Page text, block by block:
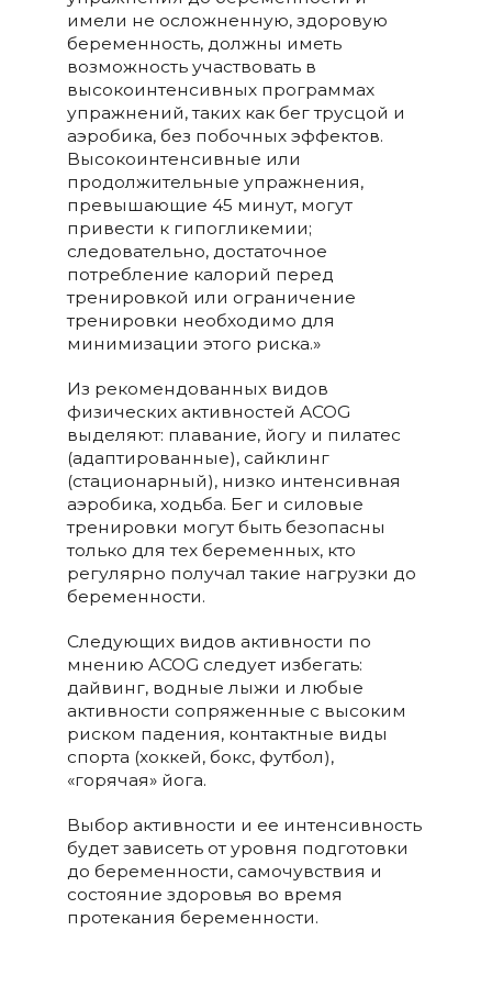
имели не осложненную, здоровую
беременность, должны иметь
возможность участвовать в
высокоинтенсивных программах
упражнений, таких как бег трусцой и
аэробика, без побочных эффектов.
Высокоинтенсивные или
продолжительные упражнения,
превышающие 45 минут, могут
привести к гипогликемии;
следовательно, достаточное
потребление калорий перед
тренировкой или ограничение
тренировки необходимо для
минимизации этого риска.»
Из рекомендованных видов
физических активностей ACOG
выделяют: плавание, йогу и пилатес
(адаптированные), сайклинг
(стационарный), низко интенсивная
аэробика, ходьба. Бег и силовые
тренировки могут быть безопасны
только для тех беременных, кто
регулярно получал такие нагрузки до
беременности.
Следующих видов активности по
мнению ACOG следует избегать:
дайвинг, водные лыжи и любые
активности сопряженные с высоким
риском падения, контактные виды
спорта (хоккей, бокс, футбол),
«горячая» йога.
Выбор активности и ее интенсивность
будет зависеть от уровня подготовки
до беременности, самочувствия и
состояние здоровья во время
протекания беременности.